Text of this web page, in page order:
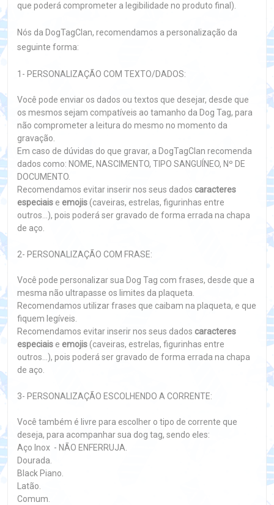
que poderá comprometer a legibilidade no produto final).
Nós da DogTagClan, recomendamos a personalização da
seguinte forma:
1- PERSONALIZAÇÃO COM TEXTO/DADOS:
Você pode enviar os dados ou textos que desejar, desde que
os mesmos sejam compatíveis ao tamanho da Dog Tag, para
não comprometer a leitura do mesmo no momento da
gravação.
Em caso de dúvidas do que gravar, a DogTagClan recomenda
dados como: NOME, NASCIMENTO, TIPO SANGUÍNEO, Nº DE
DOCUMENTO.
Recomendamos evitar inserir nos seus dados caracteres
especiais e emojis(caveiras, estrelas, figurinhas entre
outros...), pois poderá ser gravado de forma errada na chapa
de aço.
2- PERSONALIZAÇÃO COM FRASE:
Você pode personalizar sua Dog Tag com frases, desde que a
mesma não ultrapasse os limites da plaqueta.
Recomendamos utilizar frases que caibam na plaqueta, e que
fiquem legíveis.
Recomendamos evitar inserir nos seus dados caracteres
especiais e emojis(caveiras, estrelas, figurinhas entre
outros...), pois poderá ser gravado de forma errada na chapa
de aço.
3- PERSONALIZAÇÃO ESCOLHENDO A CORRENTE:
Você também é livre para escolher o tipo de corrente que
deseja, para acompanhar sua dog tag, sendo eles:
Aço Inox - NÃO ENFERRUJA.
Dourada.
Black Piano.
Latão.
Comum.